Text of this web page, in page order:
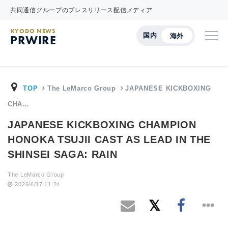
共同通信グループのプレスリリース配信メディア
国内 海外
KYODO NEWS
PRWIRE
TOP The LeMarco Group JAPANESE KICKBOXING
CHA…
JAPANESE KICKBOXING CHAMPION
HONOKA TSUJII CAST AS LEAD IN THE
SHINSEI SAGA: RAIN
The LeMarco Group
2026/6/17 11:24